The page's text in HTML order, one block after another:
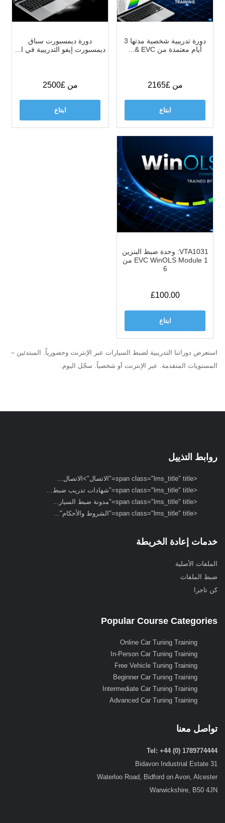
دورة تدريبية شخصية مدتها 3
أيام معتمدة من EVC &...
من £2165
ابتاع
دورة ديمسبورت سباق
ديمسبورت إيفو التدريبية في ا...
من £2500
ابتاع
VTA1031: وحدة ضبط البنزين
EVC WinOLS Module 1 من
6
£100.00
ابتاع
استعرض دوراتنا التدريبية لضبط السيارات عبر الإنترنت وحضورياً. المبتدئين –
المستويات المتقدمة. عبر الإنترنت أو شخصياً. سجّل اليوم.
روابط التذييل
<span class="lms_title" title="الاتصال">الاتصال...
<span class="lms_title" title="شهادات تدريب ضبط...
<span class="lms_title" title="مدونة ضبط السيار...
<span class="lms_title" title="الشروط والأحكام"...
خدمات إعادة الخريطة
الملفات الأصلية
ضبط الملفات
كن تاجرا
Popular Course Categories
Online Car Tuning Training
In-Person Car Tuning Training
Free Vehicle Tuning Training
Beginner Car Tuning Training
Intermediate Car Tuning Training
Advanced Car Tuning Training
تواصل معنا
Tel: +44 (0) 1789774444
31 Bidavon Industrial Estate
Waterloo Road, Bidford on Avon, Alcester
Warwickshire, B50 4JN